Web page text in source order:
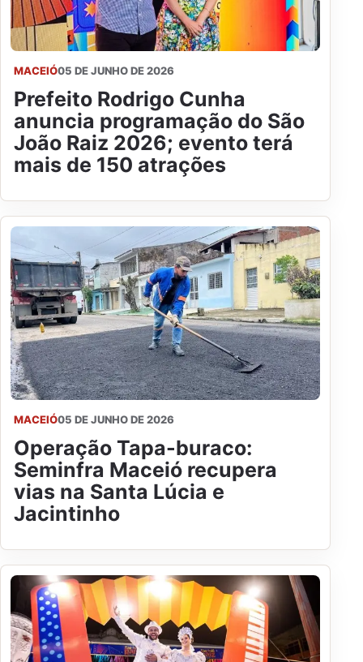
MACEIÓ05 DE JUNHO DE 2026
Prefeito Rodrigo Cunha
anuncia programação do São
João Raiz 2026; evento terá
mais de 150 atrações
MACEIÓ05 DE JUNHO DE 2026
Operação Tapa-buraco:
Seminfra Maceió recupera
vias na Santa Lúcia e
Jacintinho